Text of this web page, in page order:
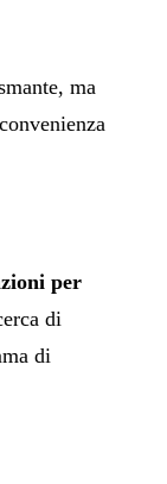
ma
per
di
di